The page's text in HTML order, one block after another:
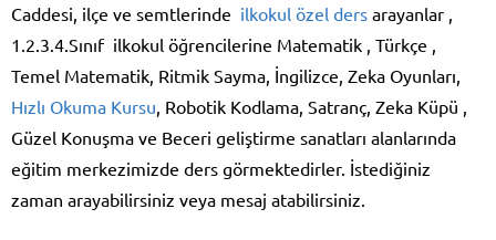
Caddesi, ilçe ve semtlerinde ilkokul özel ders arayanlar ,
1.2.3.4.Sınıf ilkokul öğrencilerine Matematik , Türkçe ,
Temel Matematik, Ritmik Sayma, İngilizce, Zeka Oyunları,
Hızlı Okuma Kursu , Robotik Kodlama, Satranç, Zeka Küpü ,
Güzel Konuşma ve Beceri geliştirme sanatları alanlarında
eğitim merkezimizde ders görmektedirler. İstediğiniz
zaman arayabilirsiniz veya mesaj atabilirsiniz.